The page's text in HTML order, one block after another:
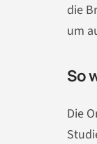
die
um
So
Die